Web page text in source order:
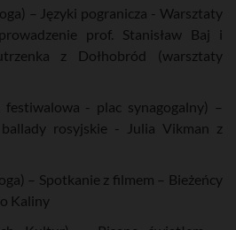
– Języki pogranicza - Warsztaty
prof. Stanisław Baj i
z Dołhobród (warsztaty
festiwalowa - plac synagogalny) –
rosyjskie - Julia Vikman z
– Spotkanie z filmem – Bieżeńcy
Kaliny